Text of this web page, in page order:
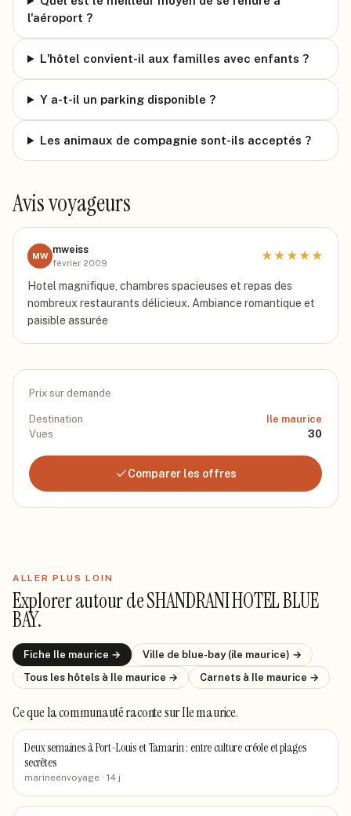
l'aéroport ?
L'hôtel convient-il aux familles avec enfants ?
Y a-t-il un parking disponible ?
Les animaux de compagnie sont-ils acceptés ?
Avis voyageurs
MW
mweiss
février 2009
★★★★★
Hotel magnifique, chambres spacieuses et repas des
nombreux restaurants délicieux. Ambiance romantique et
paisible assurée
Prix sur demande
Destination
Ile maurice
Vues
30
Comparer les offres
ALLER PLUS LOIN
Explorer autour deSHANDRANI HOTEL BLUE
BAY.
Fiche Ile maurice → Ville de blue-bay (ile maurice) →
Tous les hôtels à Ile maurice → Carnets à Ile maurice →
Ce que la communauté racontesur Ile maurice.
Deux semaines à Port-Louis et Tamarin : entre culture créole et plages
secrètes
marineenvoyage · 14 j